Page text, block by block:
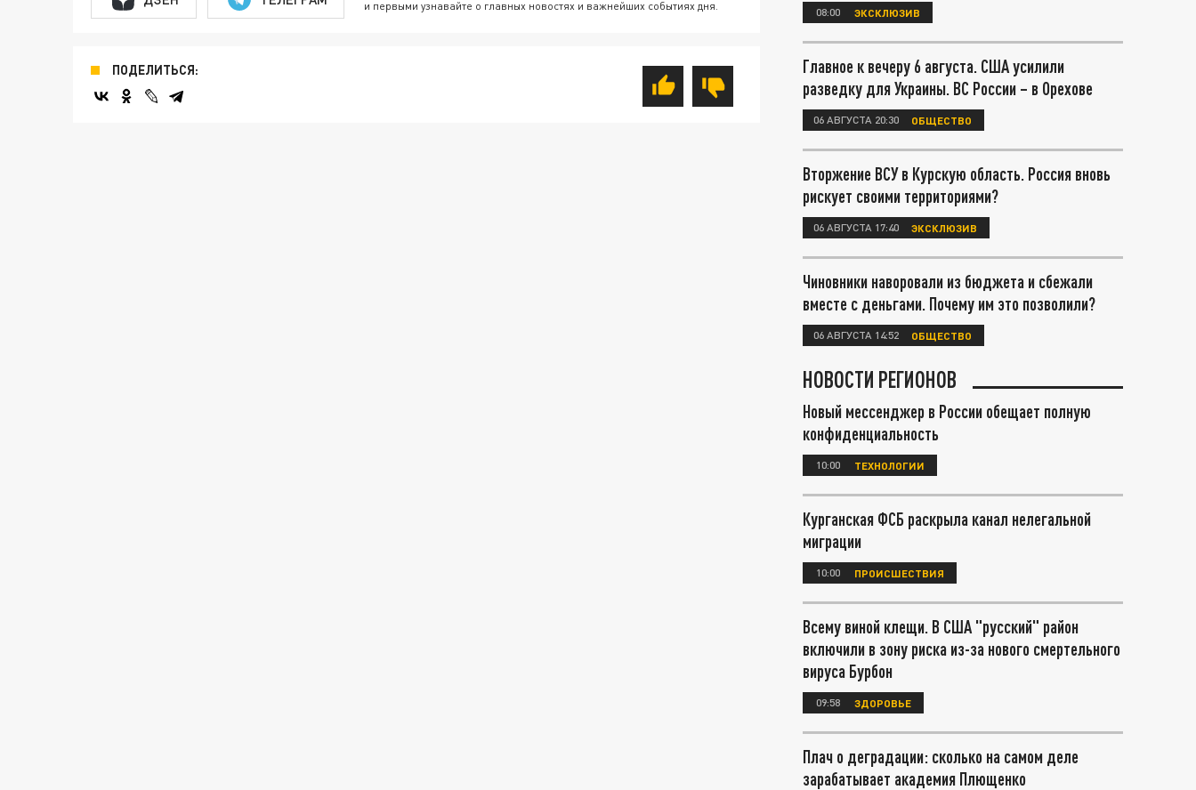
и первыми узнавайте о главных новостях и важнейших событиях дня.
ПОДЕЛИТЬСЯ:
08:00 ЭКСКЛЮЗИВ
Главное к вечеру 6 августа. США усилили
разведку для Украины. ВС России – в Орехове
06 АВГУСТА 20:30 ОБЩЕСТВО
Вторжение ВСУ в Курскую область. Россия вновь
рискует своими территориями?
06 АВГУСТА 17:40 ЭКСКЛЮЗИВ
Чиновники наворовали из бюджета и сбежали
вместе с деньгами. Почему им это позволили?
06 АВГУСТА 14:52 ОБЩЕСТВО
НОВОСТИ РЕГИОНОВ
Новый мессенджер в России обещает полную
конфиденциальность
10:00 ТЕХНОЛОГИИ
Курганская ФСБ раскрыла канал нелегальной
миграции
10:00 ПРОИСШЕСТВИЯ
Всему виной клещи. В США "русский" район
включили в зону риска из-за нового смертельного
вируса Бурбон
09:58 ЗДОРОВЬЕ
Плач о деградации: сколько на самом деле
зарабатывает академия Плющенко